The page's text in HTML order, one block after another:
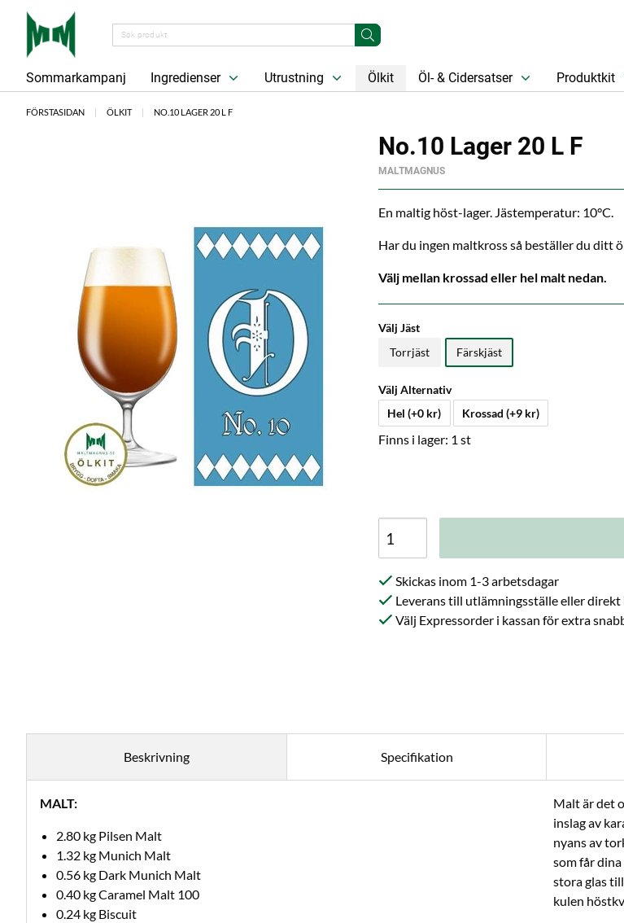
Sommarkampanj Ingredienser Utrustning Ölkit Öl- & Cidersatser Produktkit
FÖRSTASIDAN ÖLKIT NO.10 LAGER 20 L F
No.10 Lager 20 L F
MALTMAGNUS
En maltig höst-lager. Jästemperatur: 10°C.
Har du ingen maltkross så beställer du ditt
Välj mellan krossad eller hel malt nedan.
Välj Jäst
Torrjäst
Färskjäst
Välj Alternativ
Hel (+0 kr)
Krossad (+9 kr)
Finns i lager: 1 st
Skickas inom 1-3 arbetsdagar
Leverans till utlämningsställe eller direkt
Välj Expressorder i kassan för extra
Beskrivning Specifikation
MALT:
2.80 kg Pilsen Malt
1.32 kg Munich Malt
0.56 kg Dark Munich Malt
0.40 kg Caramel Malt 100
0.24 kg Biscuit
Malt är det
inslag av
nyans av
som får
stora glas
kulen